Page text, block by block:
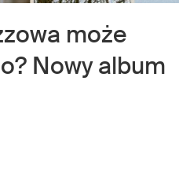
może
Nowy album